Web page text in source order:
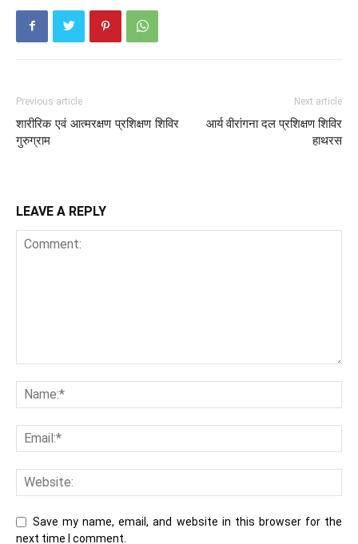
Previous article
शारीरिक एवं आत्मरक्षण प्रशिक्षण शिविर
गुरुग्राम
Next article
आर्य वीरांगना दल प्रशिक्षण शिविर
हाथरस
LEAVE A REPLY
Save my name, email, and website in this browser for the
next time I comment.